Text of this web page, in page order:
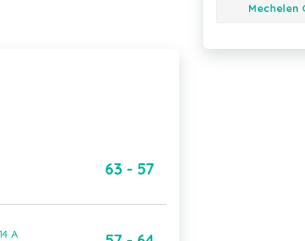
Mechelen
63 - 57
A